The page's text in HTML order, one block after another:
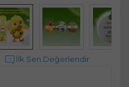
İlk Sen Değerlendir